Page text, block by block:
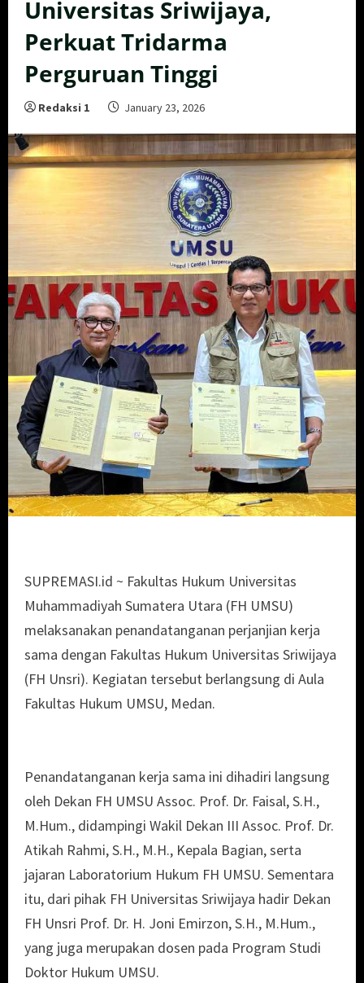
Universitas Sriwijaya,
Perkuat Tridarma
Perguruan Tinggi
Redaksi 1 January 23, 2026
SUPREMASI.id ~ Fakultas Hukum Universitas
Muhammadiyah Sumatera Utara (FH UMSU)
melaksanakan penandatanganan perjanjian kerja
sama dengan Fakultas Hukum Universitas Sriwijaya
(FH Unsri). Kegiatan tersebut berlangsung di Aula
Fakultas Hukum UMSU, Medan.
Penandatanganan kerja sama ini dihadiri langsung
oleh Dekan FH UMSU Assoc. Prof. Dr. Faisal, S.H.,
M.Hum., didampingi Wakil Dekan III Assoc. Prof. Dr.
Atikah Rahmi, S.H., M.H., Kepala Bagian, serta
jajaran Laboratorium Hukum FH UMSU. Sementara
itu, dari pihak FH Universitas Sriwijaya hadir Dekan
FH Unsri Prof. Dr. H. Joni Emirzon, S.H., M.Hum.,
yang juga merupakan dosen pada Program Studi
Doktor Hukum UMSU.